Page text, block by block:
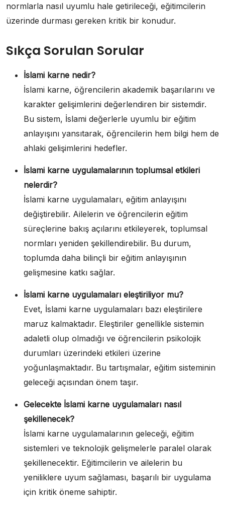
normlarla nasıl uyumlu hale getirileceği, eğitimcilerin
üzerinde durması gereken kritik bir konudur.
Sıkça Sorulan Sorular
İslami karne nedir?
İslami karne, öğrencilerin akademik başarılarını ve
karakter gelişimlerini değerlendiren bir sistemdir.
Bu sistem, İslami değerlerle uyumlu bir eğitim
anlayışını yansıtarak, öğrencilerin hem bilgi hem de
ahlaki gelişimlerini hedefler.
İslami karne uygulamalarının toplumsal etkileri
nelerdir?
İslami karne uygulamaları, eğitim anlayışını
değiştirebilir. Ailelerin ve öğrencilerin eğitim
süreçlerine bakış açılarını etkileyerek, toplumsal
normları yeniden şekillendirebilir. Bu durum,
toplumda daha bilinçli bir eğitim anlayışının
gelişmesine katkı sağlar.
İslami karne uygulamaları eleştiriliyor mu?
Evet, İslami karne uygulamaları bazı eleştirilere
maruz kalmaktadır. Eleştiriler genellikle sistemin
adaletli olup olmadığı ve öğrencilerin psikolojik
durumları üzerindeki etkileri üzerine
yoğunlaşmaktadır. Bu tartışmalar, eğitim sisteminin
geleceği açısından önem taşır.
Gelecekte İslami karne uygulamaları nasıl
şekillenecek?
İslami karne uygulamalarının geleceği, eğitim
sistemleri ve teknolojik gelişmelerle paralel olarak
şekillenecektir. Eğitimcilerin ve ailelerin bu
yeniliklere uyum sağlaması, başarılı bir uygulama
için kritik öneme sahiptir.